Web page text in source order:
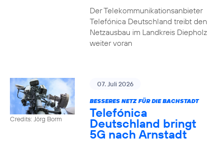
Der Telekommunikationsanbieter
Telefónica Deutschland treibt den
Netzausbau im Landkreis Diepholz
weiter voran
Credits: Jörg Borm
07. Juli 2026
BESSERES NETZ FÜR DIE BACHSTADT
Telefónica
Deutschland bringt
5G nach Arnstadt